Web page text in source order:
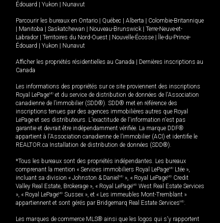
Édouard
Yukon Nunavut
Parcourir les bureaux en Ontario Québec Alberta
Colombie-Britannique
Manitoba Saskatchewan Nouveau-Brunswick
Terre-Neuve-et-
Labrador
Territoires du Nord-Ouest Nouvelle-Écosse
Île-du-Prince-
Édouard
Yukon Nunavut
Afficher les propriétés résidentielles au Canada
Dernières inscriptions au
Canada
Les informations des propriétés sur ce site proviennent des inscriptions
Royal LePageMD et du service de distribution de données de l'Association
canadienne de l’immobilier (SDD®). SDD® met en référence des
inscriptions tenues par des agences immobilières autres que Royal
LePage et ses distributeurs. L'exactitude de l'information n'est pas
garantie et devrait être indépendamment vérifiée. La marque DDF®
appartient à l'Association canadienne de l’immobilier (ACI) et identifie le
REALTOR.ca Installation de distribution de données (SDD®).
*Tous les bureaux sont des propriétés indépendantes. Les bureaux
comprenant la mention « Services immobiliers Royal LePageMD Ltée »,
incluant sa division « Johnston & Daniel MD », « Royal LePageMD Credit
Valley Real Estate, Brokerage », « Royal LePageMD West Real Estate Services
», « Royal LePageMD Sussex », et « Les immeubles Mont-Tremblant »
appartiennent et sont gérés par Bridgemarq Real Estate ServicesMD.
Les marques de commerce MLS® ainsi que les logos qui s'y rapportent